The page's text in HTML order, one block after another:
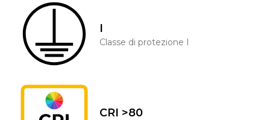
I
Classe di protezione I
CRI >80